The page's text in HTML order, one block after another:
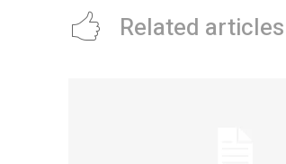
Related articles